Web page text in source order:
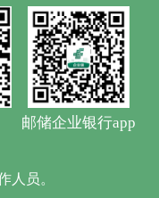
邮储企业银行app
人员。